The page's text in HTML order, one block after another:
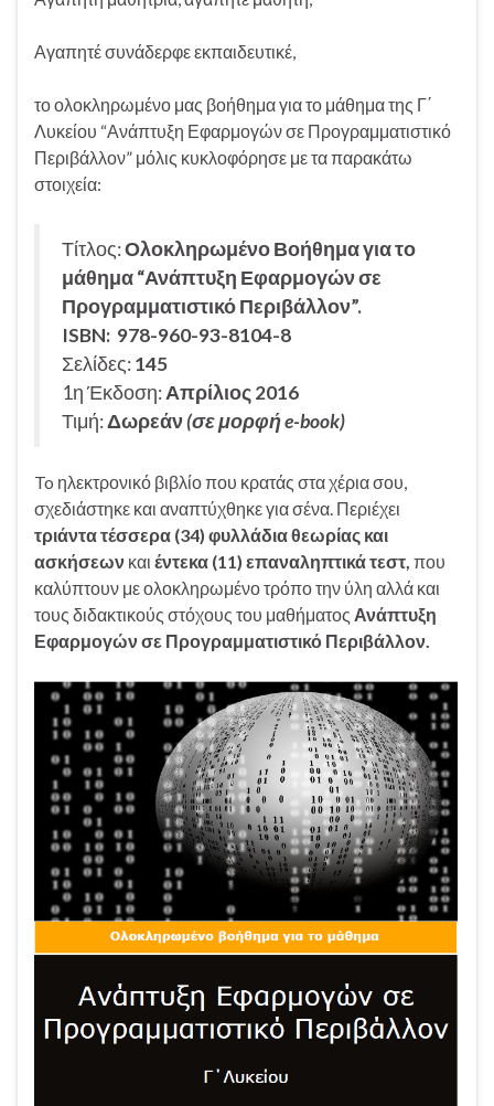
Αγαπητέ συνάδερφε εκπαιδευτικέ,
το ολοκληρωμένο μας βοήθημα για το μάθημα της Γ΄
Λυκείου “Ανάπτυξη Εφαρμογών σε Προγραμματιστικό
Περιβάλλον” μόλις κυκλοφόρησε με τα παρακάτω
στοιχεία:
Τίτλος:Ολοκληρωμένο Βοήθημα για το
μάθημα “Ανάπτυξη Εφαρμογών σε
Προγραμματιστικό Περιβάλλον”.
ISBN: 978-960-93-8104-8
Σελίδες:145
1η Έκδοση:Απρίλιος 2016
Τιμή:Δωρεάν(σε μορφή e-book)
To ηλεκτρονικό βιβλίο που κρατάς στα χέρια σου,
σχεδιάστηκε και αναπτύχθηκε για σένα. Περιέχει
τριάντα τέσσερα (34) φυλλάδια θεωρίας και
ασκήσεων και έντεκα (11) επαναληπτικά τεστ, που
καλύπτουν με ολοκληρωμένο τρόπο την ύλη αλλά και
τους διδακτικούς στόχους του μαθήματος Ανάπτυξη
Εφαρμογών σε Προγραμματιστικό Περιβάλλον.